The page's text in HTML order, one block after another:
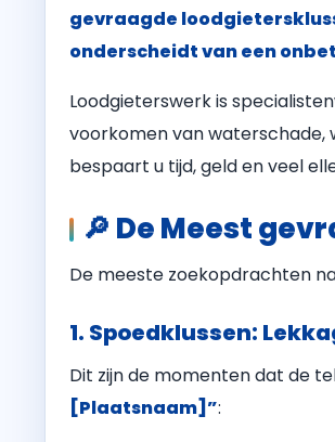
gevraagde
onderscheidt van een
Loodgieterswerk is
voorkomen van waterschade,
bespaart u tijd, geld en veel
🔎 De Meest
De meeste zoekopdrachten
1. Spoedklussen:
Dit zijn de momenten dat de
[Plaatsnaam]”: